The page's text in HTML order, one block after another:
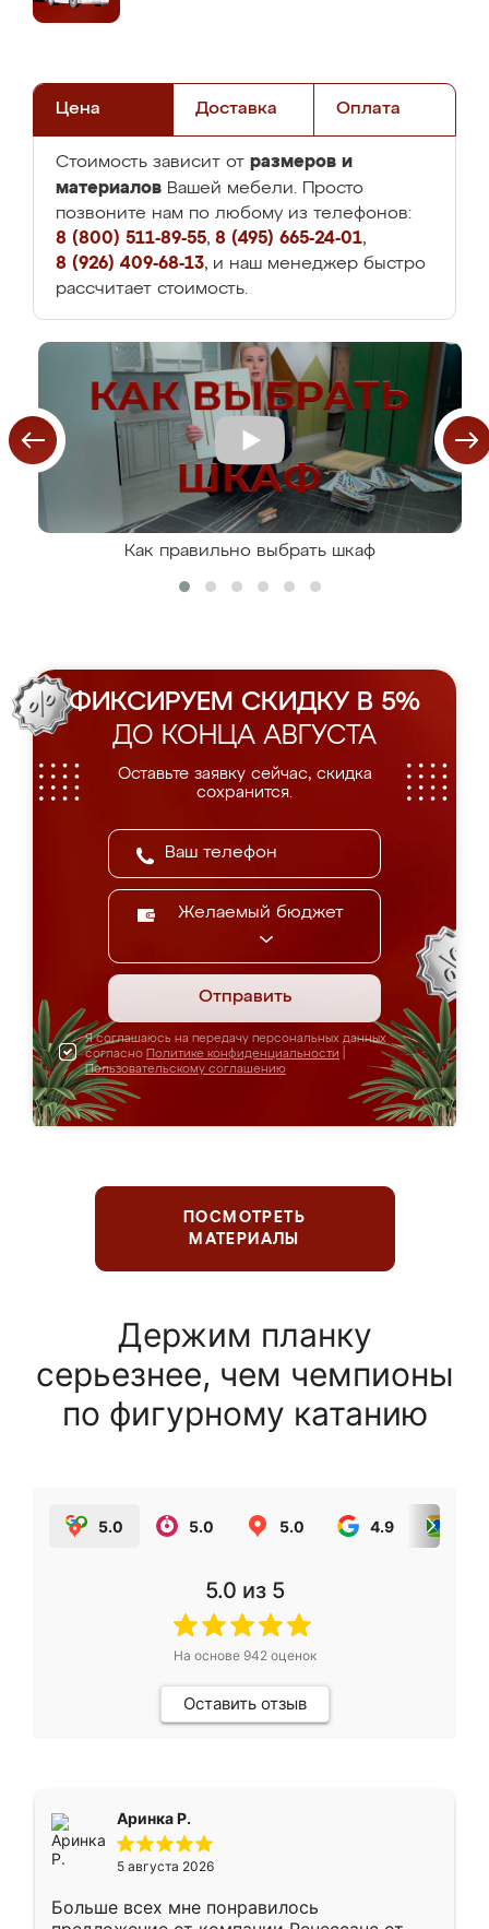
Цена Доставка Оплата
Стоимость зависит от размеров и
материалов Вашей мебели. Просто
позвоните нам по любому из телефонов:
8 (800) 511-89-55, 8 (495) 665-24-01,
8 (926) 409-68-13, и наш менеджер быстро
рассчитает стоимость.
Как правильно выбрать шкаф
ФИКСИРУЕМ СКИДКУ В 5%
ДО КОНЦА АВГУСТА
Оставьте заявку сейчас, скидка
сохранится.
Желаемый бюджет
Отправить
Я соглашаюсь на передачу персональных данных
согласно Политике конфиденциальности
Пользовательскому соглашению
ПОСМОТРЕТЬ
МАТЕРИАЛЫ
Держим планку
серьезнее, чем чемпионы
по фигурному катанию
5.0 5.0 5.0 4.9
5.0 из 5
На основе 942оценок
Оставить отзыв
Аринка Р.
5 августа 2026
Больше всех мне понравилось